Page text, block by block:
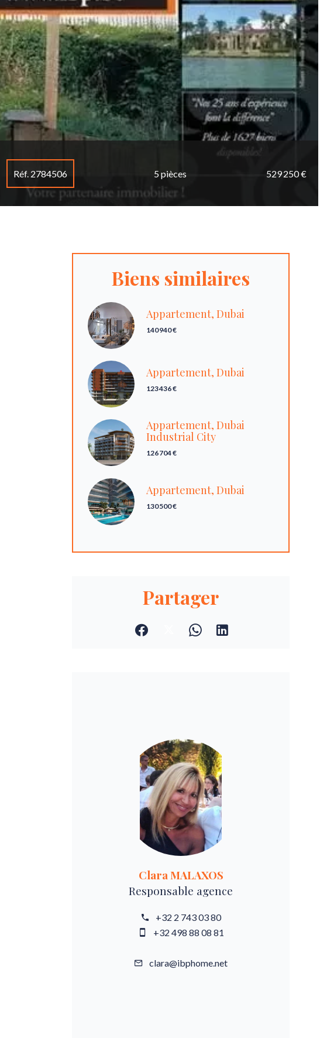
Réf. 2784506 5 pièces 529 250 €
Biens similaires
Appartement, Dubai
140 940 €
Appartement, Dubai
123 436 €
Appartement, Dubai
Industrial City
126 704 €
Appartement, Dubai
130 500 €
Partager
Clara MALAXOS
Responsable agence
+32 2 743 03 80
+32 498 88 08 81
clara@ibphome.net